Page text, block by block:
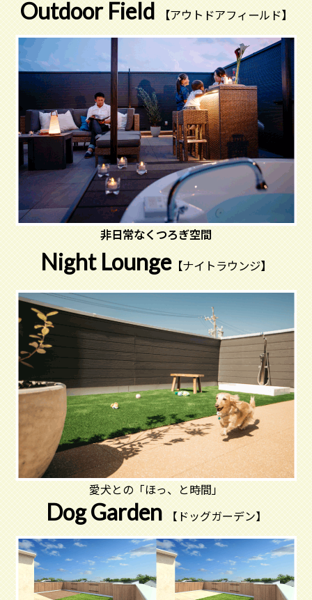
Outdoor Field 【アウトドアフィールド】
非日常なくつろぎ空間
Night Lounge【ナイトラウンジ】
愛犬との「ほっ、と時間」
Dog Garden 【ドッグガーデン】